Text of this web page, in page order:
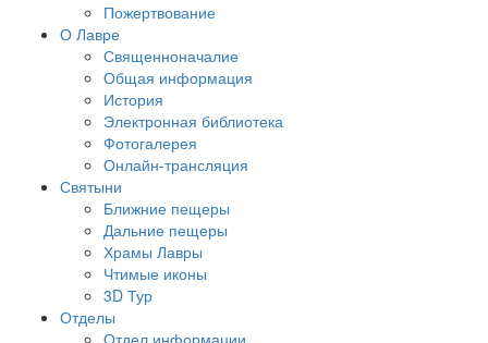
Пожертвование
О Лавре
Священноначалие
Общая информация
История
Электронная библиотека
Фотогалерея
Онлайн-трансляция
Святыни
Ближние пещеры
Дальние пещеры
Храмы Лавры
Чтимые иконы
3D Тур
Отделы
Отдел информации